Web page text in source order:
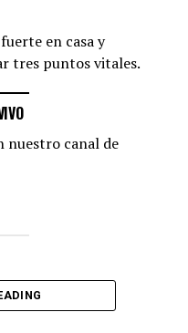
Luan, Bobadilla,
vivo
de YouTube
en casa y
tres puntos vitales.
nuestro canal de